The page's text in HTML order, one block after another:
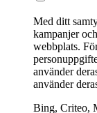
Med ditt
kampanjer
webbplats.
använder
använder
Bing, Criteo,